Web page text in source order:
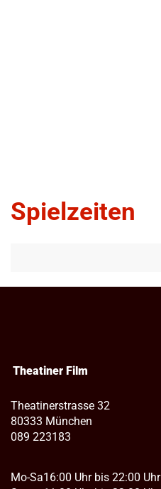
Spielzeiten
Theatiner Film
Theatinerstrasse 32
80333 München
089 223183
Mo-Sa16:00 Uhr bis 22:00 Uhr